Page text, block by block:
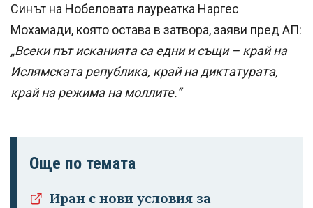
Синът на Нобеловата лауреатка Наргес
Мохамади, която остава в затвора, заяви пред АП:
„Всеки път исканията са едни и същи – край на
Ислямската република, край на диктатурата,
край на режима на моллите.“
Още по темата
Иран с нови условия за